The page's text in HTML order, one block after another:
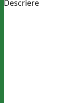
Descriere